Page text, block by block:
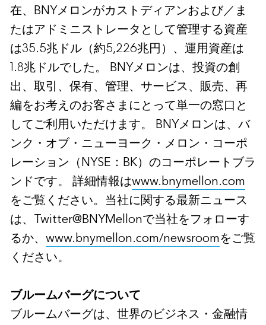
在、BNYメロンがカストディアンおよび／ま
たはアドミニストレータとして管理する資産
は35.5兆ドル（約5,226兆円）、運用資産は
1.8兆ドルでした。 BNYメロンは、投資の創
出、取引、保有、管理、サービス、販売、再
編をお考えのお客さまにとって単一の窓口と
してご利用いただけます。 BNYメロンは、バ
ンク・オブ・ニューヨーク・メロン・コーポ
レーション（NYSE：BK）のコーポレートブラ
ンドです。 詳細情報はwww.bnymellon.com
をご覧ください。当社に関する最新ニュース
は、Twitter@BNYMellonで当社をフォローす
るか、 www.bnymellon.com/newsroomをご覧
ください。
ブルームバーグについて
ブルームバーグは、世界のビジネス・金融情